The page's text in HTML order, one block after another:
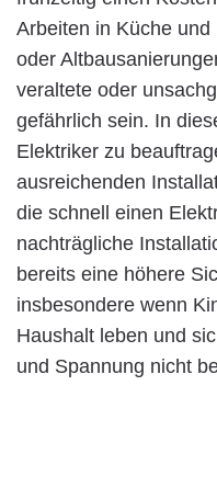
Arbeiten in Küche
oder
veraltete oder
gefährlich sein. In
Elektriker zu
ausreichenden
die schnell einen
nachträgliche
bereits eine höhere
insbesondere wenn
Haushalt leben und
und Spannung nicht